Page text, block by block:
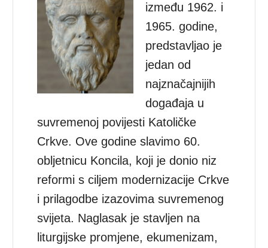
između 1962. i
1965. godine,
predstavljao je
jedan od
najznačajnijih
događaja u
suvremenoj povijesti Katoličke
Crkve. Ove godine slavimo 60.
obljetnicu Koncila, koji je donio niz
reformi s ciljem modernizacije Crkve
i prilagodbe izazovima suvremenog
svijeta. Naglasak je stavljen na
liturgijske promjene, ekumenizam,